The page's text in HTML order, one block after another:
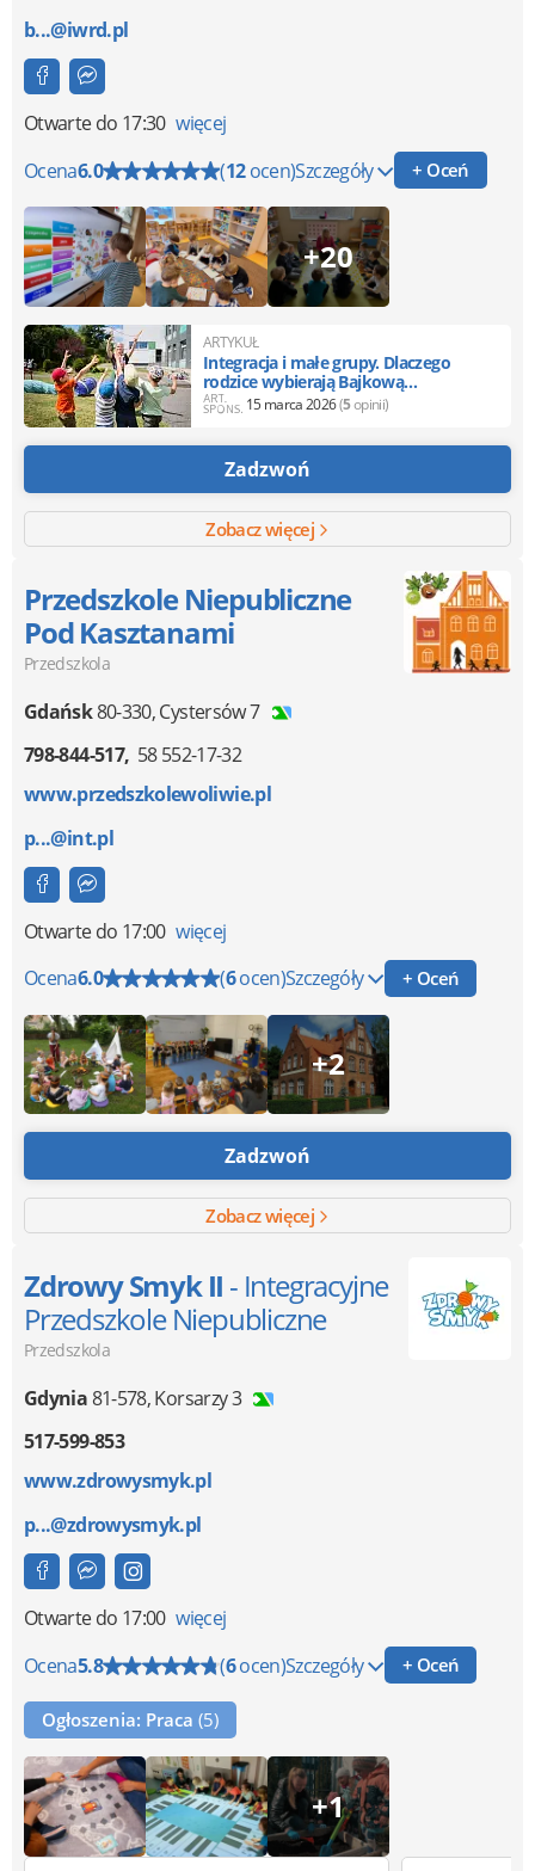
b...@iwrd.pl
Otwartedo 17:30 więcej
Ocena6.0 (12ocen)Szczegóły + Oceń
+20
ARTYKUŁ
Integracja i małe grupy. Dlaczego
rodzice wybierają Bajkową
Akademię?15 marca 2026(5opinii)
Zadzwoń
Zobacz więcej
Przedszkole Niepubliczne
Pod Kasztanami
Przedszkola
Gdańsk80-330,Cystersów 7
798-844-517 58 552-17-32
www.przedszkolewoliwie.pl
p...@int.pl
Otwartedo 17:00 więcej
Ocena6.0 (6ocen)Szczegóły + Oceń
+2
Zadzwoń
Zobacz więcej
Zdrowy Smyk II - Integracyjne
Przedszkole Niepubliczne
Przedszkola
Gdynia81-578,Korsarzy 3
517-599-853
www.zdrowysmyk.pl
p...@zdrowysmyk.pl
Otwartedo 17:00 więcej
Ocena5.8 (6ocen)Szczegóły + Oceń
Ogłoszenia: Praca (5)
+1